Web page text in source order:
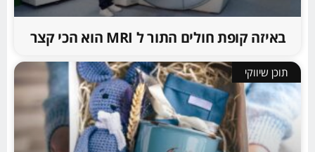
באיזה קופת חולים התור ל MRI הוא הכי קצר
תוכן שיווקי